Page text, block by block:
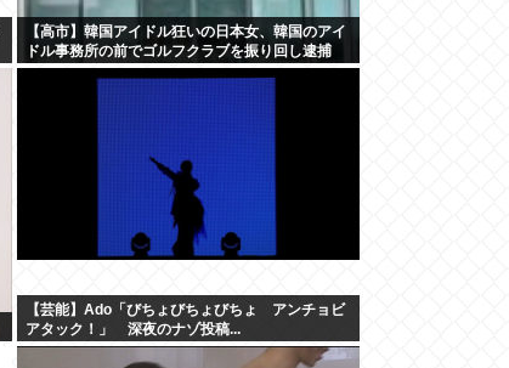
【高市】韓国アイドル狂いの日本女、韓国のアイ
ドル事務所の前でゴルフクラブを振り回し逮捕
【芸能】Ado「びちょびちょびちょ アンチョビ
アタック！」 深夜のナゾ投稿...